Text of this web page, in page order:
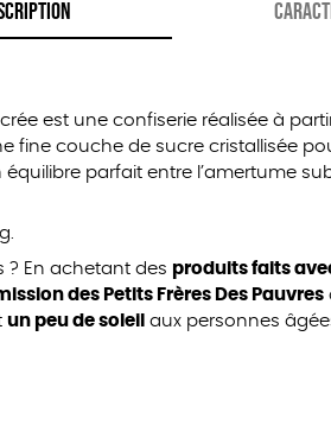
est une confiserie réalisée à
fine couche de sucre cristallisée
parfait entre l’amertume
? En achetant des produits faits
des Petits Frères Des Pauvres
un peu de soleil aux personnes